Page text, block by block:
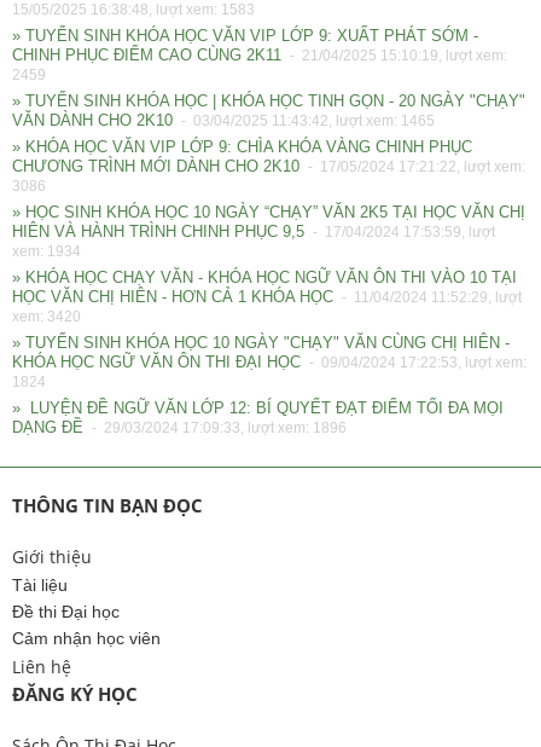
15/05/2025 16:38:48, lượt xem: 1583
» TUYỂN SINH KHÓA HỌC VĂN VIP LỚP 9: XUẤT PHÁT SỚM -
CHINH PHỤC ĐIỂM CAO CÙNG 2K11 - 21/04/2025 15:10:19, lượt xem:
2459
» TUYỂN SINH KHÓA HỌC | KHÓA HỌC TINH GỌN - 20 NGÀY "CHẠY"
VĂN DÀNH CHO 2K10 - 03/04/2025 11:43:42, lượt xem: 1465
» KHÓA HỌC VĂN VIP LỚP 9: CHÌA KHÓA VÀNG CHINH PHỤC
CHƯƠNG TRÌNH MỚI DÀNH CHO 2K10 - 17/05/2024 17:21:22, lượt xem:
3086
» HỌC SINH KHÓA HỌC 10 NGÀY “CHẠY” VĂN 2K5 TẠI HỌC VĂN CHỊ
HIÊN VÀ HÀNH TRÌNH CHINH PHỤC 9,5 - 17/04/2024 17:53:59, lượt
xem: 1934
» KHÓA HỌC CHẠY VĂN - KHÓA HỌC NGỮ VĂN ÔN THI VÀO 10 TẠI
HỌC VĂN CHỊ HIÊN - HƠN CẢ 1 KHÓA HỌC - 11/04/2024 11:52:29, lượt
xem: 3420
» TUYỂN SINH KHÓA HỌC 10 NGÀY "CHẠY" VĂN CÙNG CHỊ HIÊN -
KHÓA HỌC NGỮ VĂN ÔN THI ĐẠI HỌC - 09/04/2024 17:22:53, lượt xem:
1824
» LUYỆN ĐỀ NGỮ VĂN LỚP 12: BÍ QUYẾT ĐẠT ĐIỂM TỐI ĐA MỌI
DẠNG ĐỀ
- 29/03/2024 17:09:33, lượt xem: 1896
THÔNG TIN BẠN ĐỌC
Giới thiệu
Tài liệu
Đề thi Đại học
Cảm nhận học viên
Liên hệ
ĐĂNG KÝ HỌC